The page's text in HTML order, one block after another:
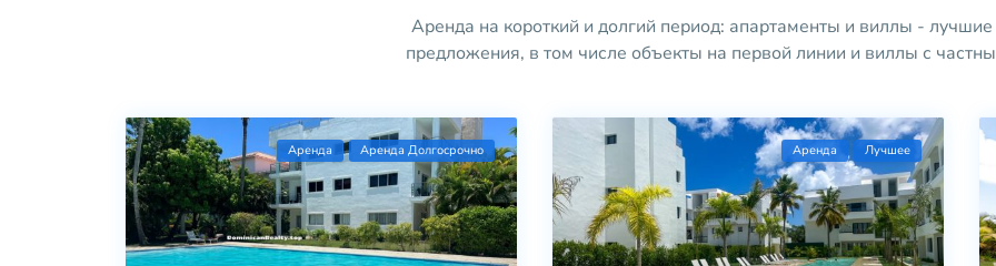
Аренда на короткий и долгий период: апартаменты и виллы -
предложения, в том числе объекты на первой линии и виллы с
Aренда Аренда Долгосрочно Aренда Лучшее